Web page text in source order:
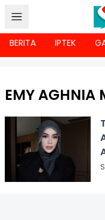
BERITA IPTEK
EMY AGHNIA